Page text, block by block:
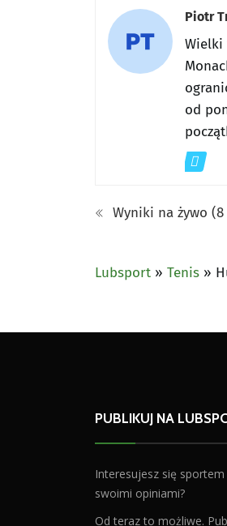
Piotr
Wielki
od
Wyniki na żywo (8
Lubsport » Tenis »
PUBLIKUJ NA
Interesujesz się sportem
swoimi opiniami?
Od teraz to możliwe.